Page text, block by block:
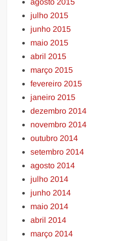
agosto 2015
julho 2015
junho 2015
maio 2015
abril 2015
março 2015
fevereiro 2015
janeiro 2015
dezembro 2014
novembro 2014
outubro 2014
setembro 2014
agosto 2014
julho 2014
junho 2014
maio 2014
abril 2014
março 2014